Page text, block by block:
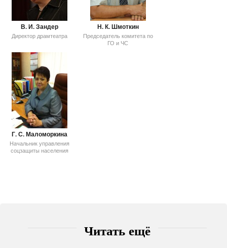
В. И. Зандер
Директор драмтеатра
Н. К. Шмоткин
Председатель комитета по
ГО и ЧС
Г. С. Маломоркина
Начальник управления
соцзащиты населения
Читать ещё